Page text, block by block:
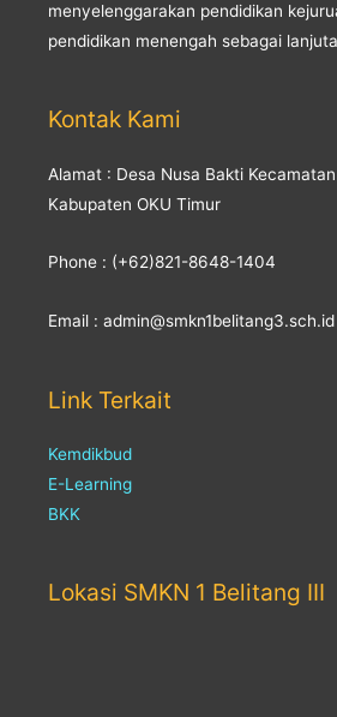
menyelenggarakan pendidikan
pendidikan menengah sebagai
Kontak Kami
Alamat : Desa Nusa Bakti
Kabupaten OKU Timur
Phone : (+62)821-8648-1404
Email : admin@smkn1belitang3.sch.id
Link Terkait
Kemdikbud
E-Learning
BKK
Lokasi SMKN 1 Belitang III